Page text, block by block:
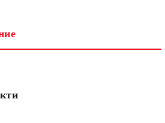
в рамките на работния ден.